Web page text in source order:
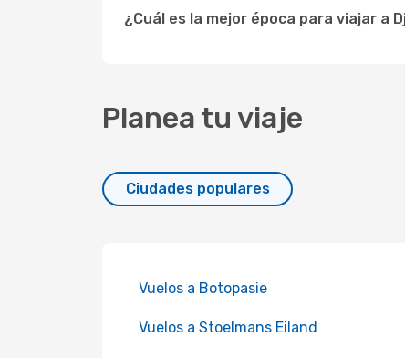
¿Cuál es la mejor época para viajar a
Planea tu viaje
Ciudades populares
Vuelos a Botopasie
Vuelos a Stoelmans Eiland